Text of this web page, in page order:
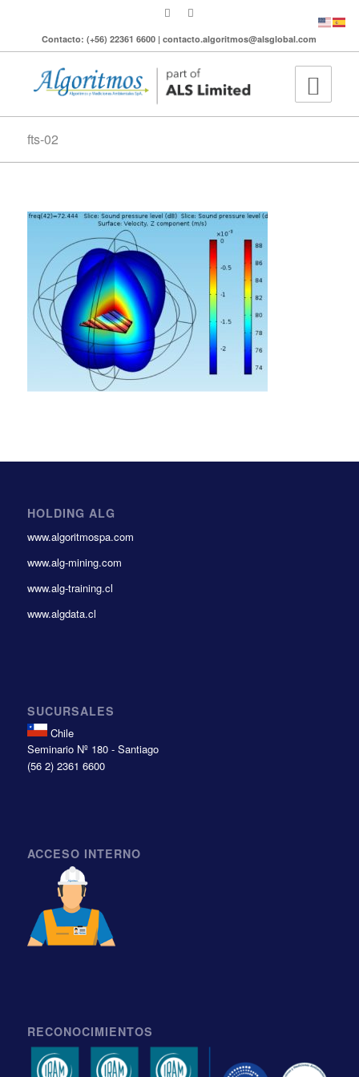
Contacto: (+56) 22361 6600 | contacto.algoritmos@alsglobal.com
fts-02
HOLDING ALG
www.algoritmospa.com
www.alg-mining.com
www.alg-training.cl
www.algdata.cl
SUCURSALES
Chile
Seminario Nº 180 - Santiago
(56 2) 2361 6600
ACCESO INTERNO
RECONOCIMIENTOS